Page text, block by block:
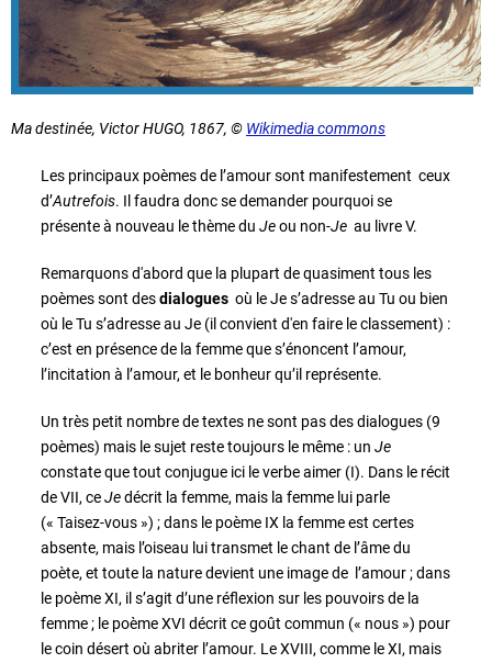
Ma destinée, Victor HUGO, 1867, © Wikimedia commons
Les principaux poèmes de l’amour sont manifestement ceux
d’Autrefois. Il faudra donc se demander pourquoi se
présente à nouveau le thème du Jeou non-Je au livre V.
Remarquons d'abord que la plupart de quasiment tous les
poèmes sont desdialogues où le Je s’adresse au Tu ou bien
où le Tu s’adresse au Je (il convient d'en faire le classement) :
c’est en présence de la femme que s’énoncent l’amour,
l’incitation à l’amour, et le bonheur qu’il représente.
Un très petit nombre de textes ne sont pas des dialogues (9
poèmes) mais le sujet reste toujours le même : un Je
constate que tout conjugue ici le verbe aimer (I). Dans le récit
de VII, ceJedécrit la femme, mais la femme lui parle
(« Taisez-vous ») ; dans le poème IX la femme est certes
absente, mais l’oiseau lui transmet le chant de l’âme du
poète, et toute la nature devient une image de l’amour ; dans
le poème XI, il s’agit d’une réflexion sur les pouvoirs de la
femme ; le poème XVI décrit ce goût commun (« nous ») pour
le coin désert où abriter l’amour. Le XVIII, comme le XI, mais